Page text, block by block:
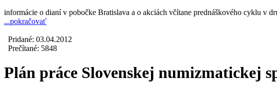
informácie o dianí v pobočke Bratislava a o akciách včítane prednáškového cyklu v
...pokračovať
Pridané: 03.04.2012
Prečítané: 5848
Plán práce Slovenskej numizmatickej